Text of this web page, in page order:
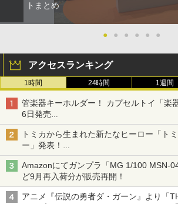
トまとめ
● ● ● ● ● ●
アクセスランキング
1時間 24時間 1週間
管楽器キーホルダー！ カプセルトイ「楽
6日発売
チューバ、テナサクなど5種各3色
トミカから生まれた新たなヒーロー「ト
ー」発表！
詳細は後日公開予定
Amazonにてガンプラ「MG 1/100 MSN-
ど9月再入荷分が販売再開！
アニメ『伝説の勇者ダ・ガーン』より「